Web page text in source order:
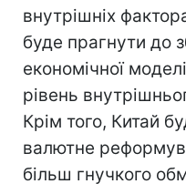
внутрішніх
буде прагнути до
економічної
рівень
Крім того, Китай
валютне
більш гнучкого